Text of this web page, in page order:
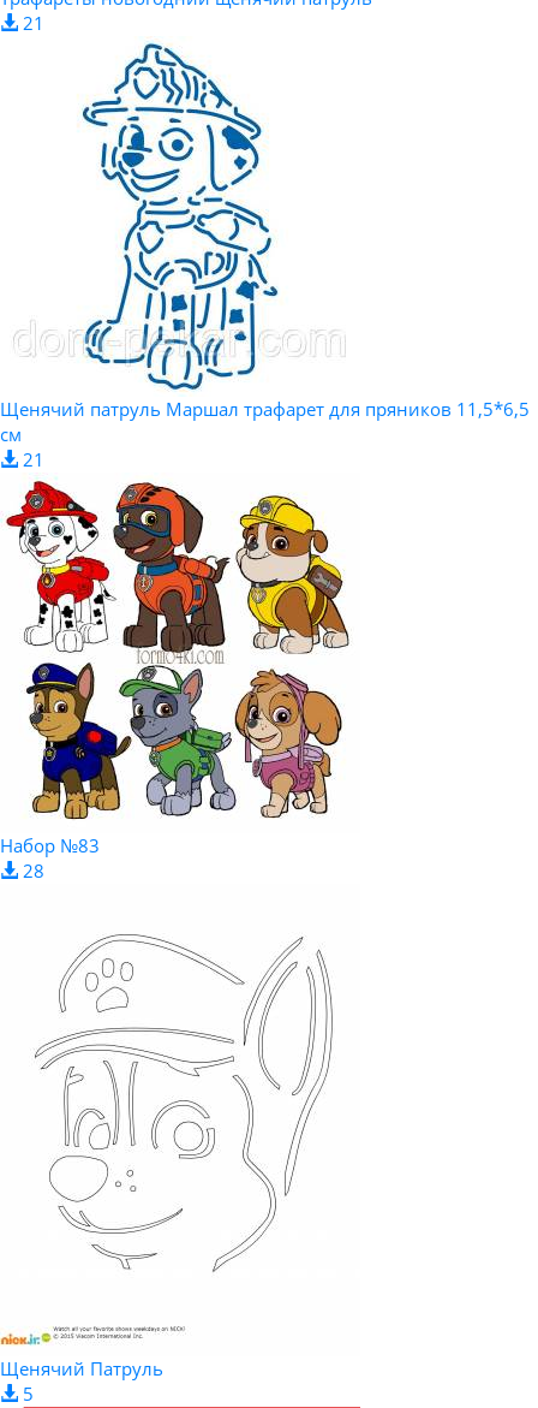
21
Щенячий патруль Маршал трафарет для пряников 11,5*6,5
см
21
Набор №83
28
Щенячий Патруль
5